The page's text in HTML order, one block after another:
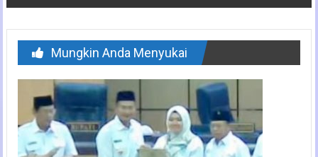
Mungkin Anda Menyukai